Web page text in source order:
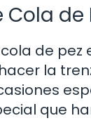
Cola de
de
la
que